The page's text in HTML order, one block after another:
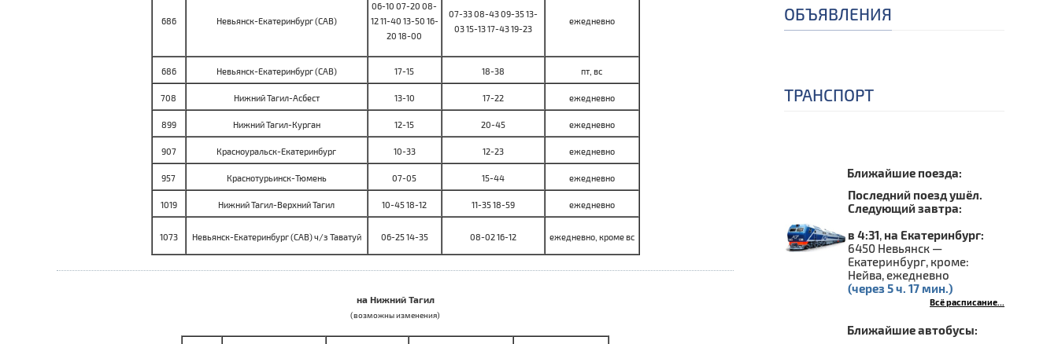
686 Невьянск-Екатеринбург (САВ)
06-10 07-20 08-
12 11-40 13-50 16-
20 18-00
07-33 08-43 09-35 13-
03 15-13 17-43 19-23
ежедневно
686 Невьянск-Екатеринбург (САВ) 17-15 18-38 пт, вс
708 Нижний Тагил-Асбест 13-10 17-22 ежедневно
899 Нижний Тагил-Курган 12-15 20-45 ежедневно
907 Красноуральск-Екатеринбург 10-33 12-23 ежедневно
957 Краснотурьинск-Тюмень 07-05 15-44 ежедневно
1019 Нижний Тагил-Верхний Тагил 10-45 18-12 11-35 18-59 ежедневно
1073 Невьянск-Екатеринбург (САВ) ч/з Таватуй 06-25 14-35 08-02 16-12 ежедневно, кроме вс
на Нижний Тагил
(возможны изменения)
ОБЪЯВЛЕНИЯ
ТРАНСПОРТ
Ближайшие поезда:
Последний поезд ушёл.
Следующий завтра:
в 4:31, на Екатеринбург:
6450 Невьянск —
Екатеринбург, кроме:
Нейва, ежедневно
(через 5 ч. 17 мин.)
Всё расписание...
Ближайшие автобусы: